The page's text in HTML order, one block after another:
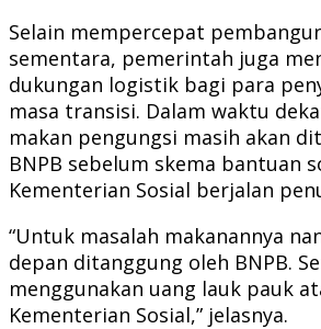
Selain mempercepat
sementara, pemerintah juga
dukungan logistik bagi para
masa transisi. Dalam waktu
makan pengungsi masih akan
BNPB sebelum skema bantuan
Kementerian Sosial berjalan
“Untuk masalah makanannya
depan ditanggung oleh BNPB.
menggunakan uang lauk pauk
Kementerian Sosial,” jelasnya.